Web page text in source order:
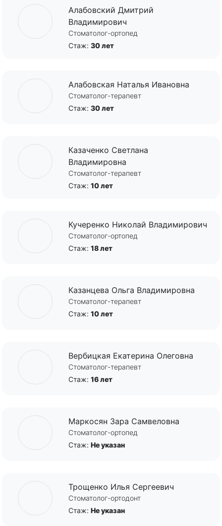
Алабовский Дмитрий
Владимирович
Стоматолог-ортопед
Стаж: 30 лет
Алабовская Наталья Ивановна
Стоматолог-терапевт
Стаж: 30 лет
Казаченко Светлана
Владимировна
Стоматолог-терапевт
Стаж: 10 лет
Кучеренко Николай Владимирович
Стоматолог-ортопед
Стаж: 18 лет
Казанцева Ольга Владимировна
Стоматолог-терапевт
Стаж: 10 лет
Вербицкая Екатерина Олеговна
Стоматолог-терапевт
Стаж: 16 лет
Маркосян Зара Самвеловна
Стоматолог-ортопед
Стаж: Не указан
Трощенко Илья Сергеевич
Стоматолог-ортодонт
Стаж: Не указан